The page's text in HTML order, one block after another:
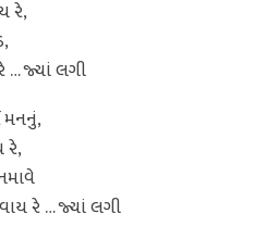
રે,
… જ્યાં લગી
મનનું,
રે,
રે … જ્યાં લગી